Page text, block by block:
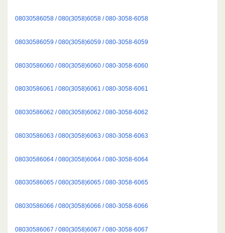
08030586058 / 080(3058)6058 / 080-3058-6058
08030586059 / 080(3058)6059 / 080-3058-6059
08030586060 / 080(3058)6060 / 080-3058-6060
08030586061 / 080(3058)6061 / 080-3058-6061
08030586062 / 080(3058)6062 / 080-3058-6062
08030586063 / 080(3058)6063 / 080-3058-6063
08030586064 / 080(3058)6064 / 080-3058-6064
08030586065 / 080(3058)6065 / 080-3058-6065
08030586066 / 080(3058)6066 / 080-3058-6066
08030586067 / 080(3058)6067 / 080-3058-6067